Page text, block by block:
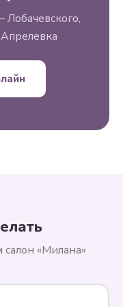
Лобачевского,
«Милана»